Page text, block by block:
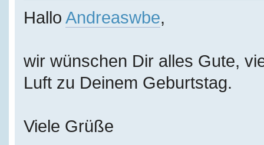
Hallo Andreaswbe,
wir wünschen Dir alles Gute,
Luft zu Deinem Geburtstag.
Viele Grüße